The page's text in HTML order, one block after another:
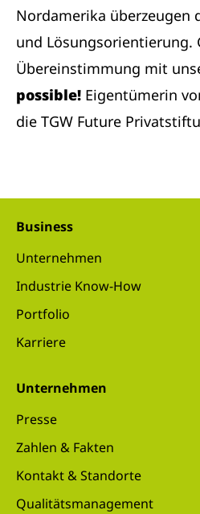
Nordamerika überzeugen
und Lösungsorientierung.
Übereinstimmung mit
possible! Eigentümerin
die TGW Future
Business
Unternehmen
Industrie Know-How
Portfolio
Karriere
Unternehmen
Presse
Zahlen & Fakten
Kontakt & Standorte
Qualitätsmanagement